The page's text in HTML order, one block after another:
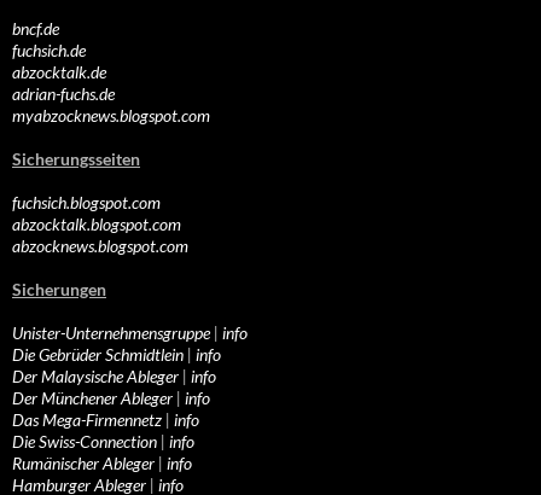
bncf.de
fuchsich.de
abzocktalk.de
adrian-fuchs.de
myabzocknews.blogspot.com
Sicherungsseiten
fuchsich.blogspot.com
abzocktalk.blogspot.com
abzocknews.blogspot.com
Sicherungen
Unister-Unternehmensgruppe| info
Die Gebrüder Schmidtlein | info
Der Malaysische Ableger | info
Der Münchener Ableger | info
Das Mega-Firmennetz | info
Die Swiss-Connection | info
Rumänischer Ableger | info
Hamburger Ableger | info